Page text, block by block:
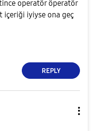
operatör öperatör
içeriği iyiyse ona geç
REPLY